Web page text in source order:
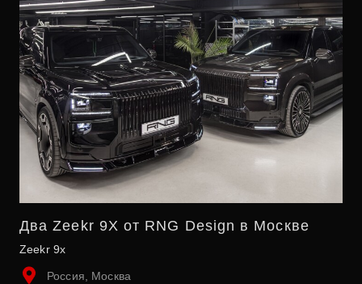
Два Zeekr 9X от RNG Design в Москве
Zeekr 9x
Россия, Москва